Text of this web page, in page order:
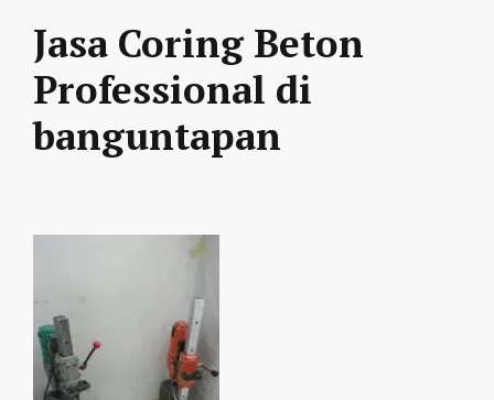
Jasa Coring Beton
Professional di
banguntapan